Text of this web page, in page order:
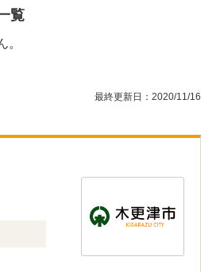
覧
。
最終更新日：2020/11/16